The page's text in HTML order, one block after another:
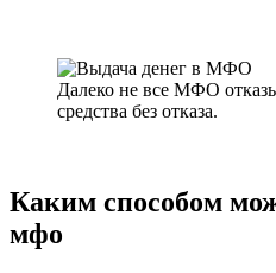
Далеко не все МФО
средства без отказа.
Каким способом
мфо